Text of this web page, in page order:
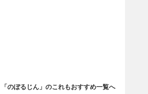
「のぼるじん」のこれもおすすめ一覧へ